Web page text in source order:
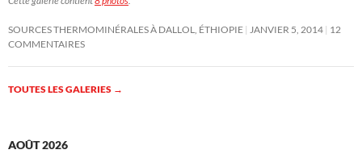
SOURCES THERMOMINÉRALES À DALLOL, ÉTHIOPIE JANVIER 5, 2014 12
COMMENTAIRES
TOUTES LES GALERIES →
AOÛT 2026